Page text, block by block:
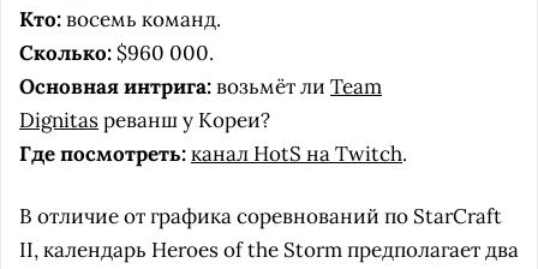
Кто:восемь команд.
Сколько:$960 000.
Основная интрига:возьмёт ли Team
Dignitasреванш у Кореи?
Где посмотреть:канал HotS на Twitch.
В отличие от графика соревнований по StarCraft
II, календарь Heroes of the Storm предполагает два